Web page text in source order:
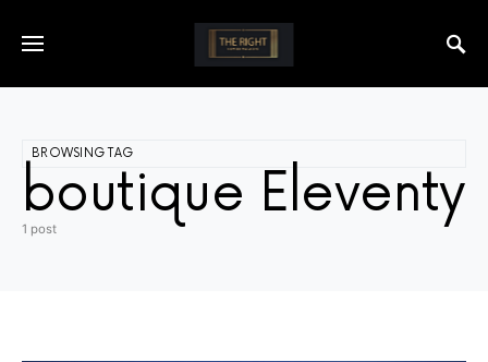
BROWSING TAG
boutique Eleventy
1 post